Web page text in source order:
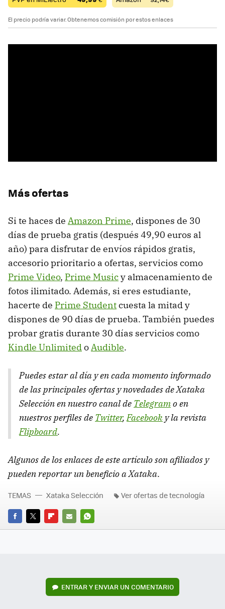
El precio podría variar. Obtenemos comisión por estos enlaces
Más ofertas
Si te haces de Amazon Prime, dispones de 30
días de prueba gratis (después 49,90 euros al
año) para disfrutar de envíos rápidos gratis,
accesorio prioritario a ofertas, servicios como
Prime Video, Prime Musicy almacenamiento de
fotos ilimitado. Además, si eres estudiante,
hacerte de Prime Studentcuesta la mitad y
dispones de 90 días de prueba. También puedes
probar gratis durante 30 días servicios como
Kindle UnlimitedoAudible.
Puedes estar al día y en cada momento informado
de las principales ofertas y novedades de Xataka
Selección en nuestro canal de Telegramo en
nuestros perfiles de Twitter,Facebook y la revista
Flipboard.
Algunos de los enlaces de este artículo son afiliados y
pueden reportar un beneficio a Xataka.
FACEBOOK
TWITTERFLIPBOARD
E-
WHATSAPP
TEMAS Xataka Selección Ver ofertas de tecnología
ENTRAR Y ENVIAR UN COMENTARIO